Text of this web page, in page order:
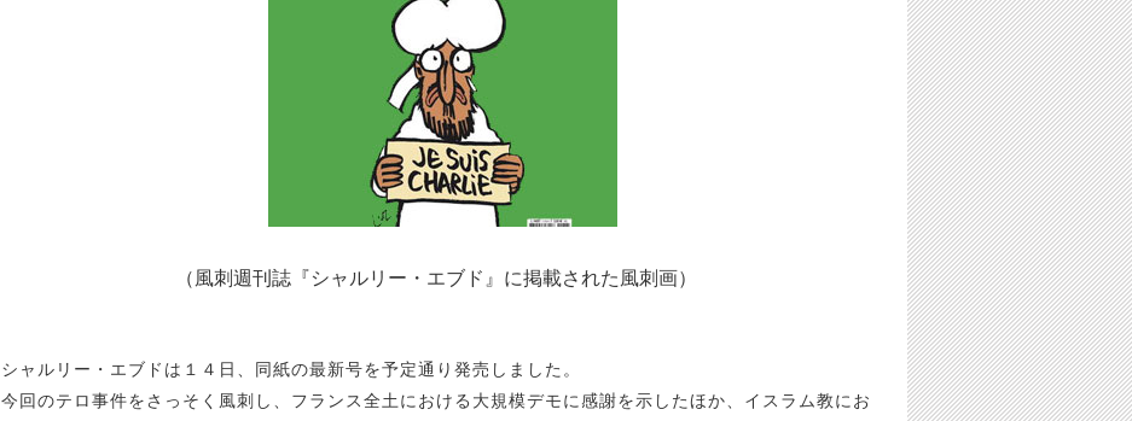
（風刺週刊誌『シャルリー・エブド』に掲載された風刺画）
シャルリー・エブドは１４日、同紙の最新号を予定通り発売しました。
今回のテロ事件をさっそく風刺し、フランス全土における大規模デモに感謝を示したほか、イスラム教にお